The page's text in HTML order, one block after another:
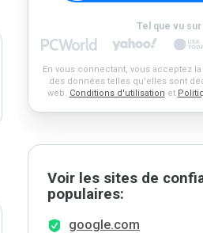
Tel que vu sur
En vous connectant, vous acceptez
des données telles qu'elles sont
web. Conditions d'utilisation et
Voir les sites de
populaires:
google.com